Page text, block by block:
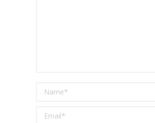
Name *
Email *